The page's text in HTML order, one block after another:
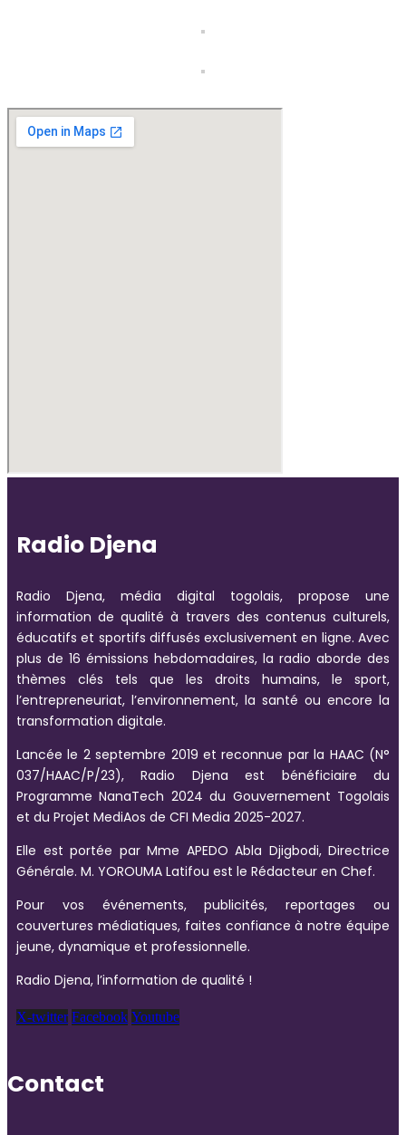
Radio Djena
Radio Djena, média digital togolais, propose une
information de qualité à travers des contenus culturels,
éducatifs et sportifs diffusés exclusivement en ligne. Avec
plus de 16 émissions hebdomadaires, la radio aborde des
thèmes clés tels que les droits humains, le sport,
l’entrepreneuriat, l’environnement, la santé ou encore la
transformation digitale.
Lancée le 2 septembre 2019 et reconnue par la HAAC (N°
037/HAAC/P/23), Radio Djena est bénéficiaire du
Programme NanaTech 2024 du Gouvernement Togolais
et du Projet MediAos de CFI Media 2025-2027.
Elle est portée par Mme APEDO Abla Djigbodi, Directrice
Générale. M. YOROUMA Latifou est le Rédacteur en Chef.
Pour vos événements, publicités, reportages ou
couvertures médiatiques, faites confiance à notre équipe
jeune, dynamique et professionnelle.
Radio Djena, l’information de qualité !
X-twitter Facebook Youtube
Contact